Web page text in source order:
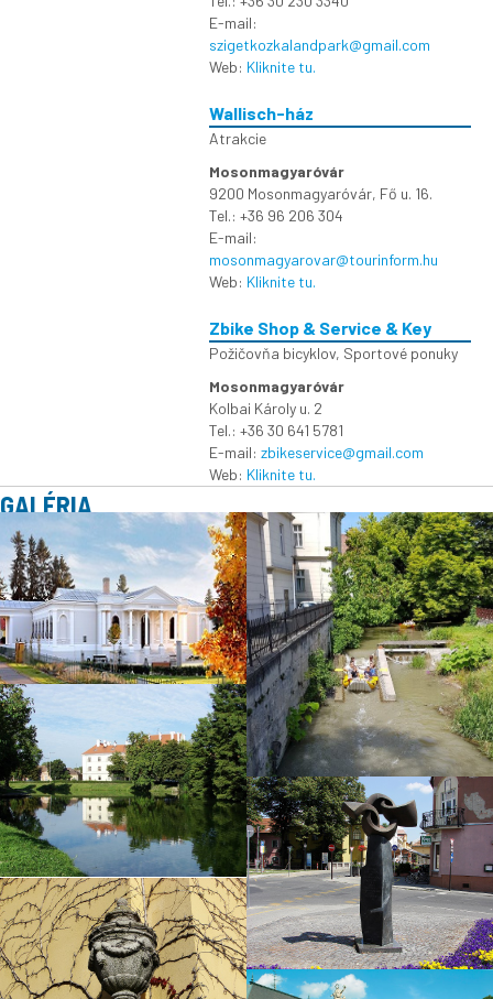
E-mail:
szigetkozkalandpark@gmail.com
Web: Kliknite tu.
Wallisch-ház
Atrakcie
Mosonmagyaróvár
9200 Mosonmagyaróvár, Fő u. 16.
Tel.: +36 96 206 304
E-mail:
mosonmagyarovar@tourinform.hu
Web: Kliknite tu.
Zbike Shop & Service & Key
Požičovňa bicyklov, Sportové ponuky
Mosonmagyaróvár
Kolbai Károly u. 2
Tel.: +36 30 641 5781
E-mail: zbikeservice@gmail.com
Web: Kliknite tu.
GALÉRIA